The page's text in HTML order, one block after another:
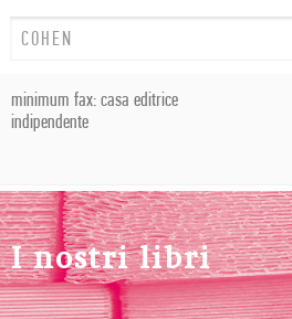
minimum fax: casa editrice
indipendente
I nostri libri